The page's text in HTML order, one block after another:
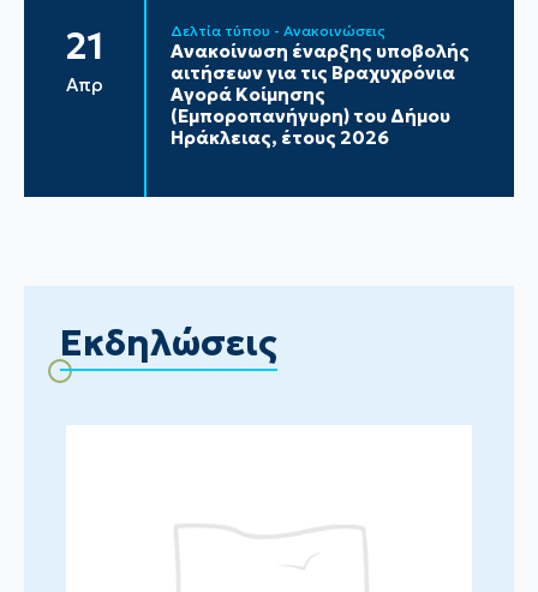
21
Απρ
Δελτία τύπου - Ανακοινώσεις
Ανακοίνωση έναρξης υποβολής
αιτήσεων για τις Βραχυχρόνια
Αγορά Κοίμησης
(Εμποροπανήγυρη) του Δήμου
Ηράκλειας, έτους 2026
Εκδηλώσεις